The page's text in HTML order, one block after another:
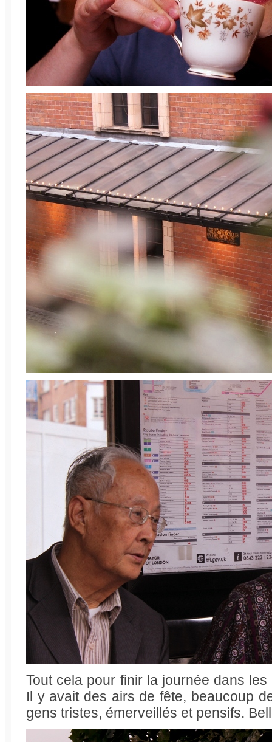
Tout cela pour finir la journée dans
Il y avait des airs de fête, beaucoup
gens tristes, émerveillés et pensifs.